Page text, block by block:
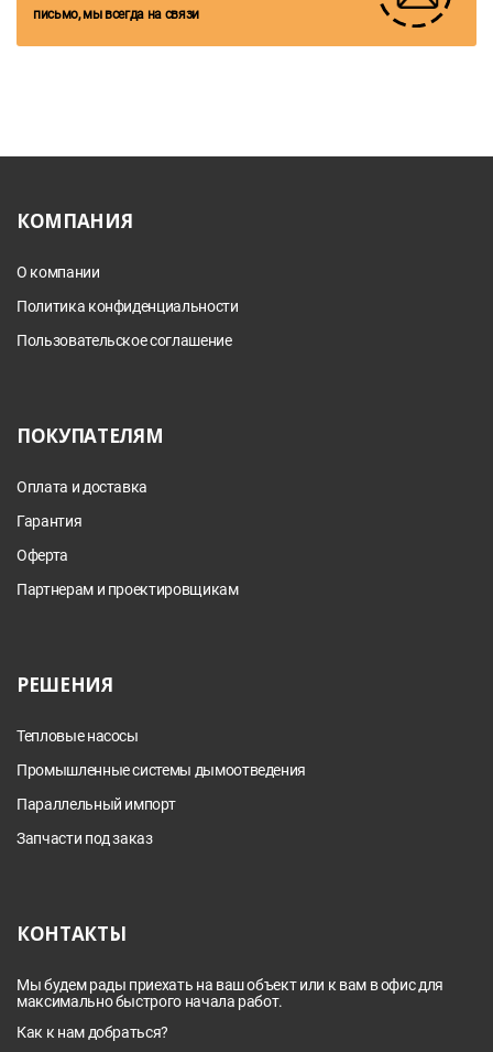
письмо, мы всегда на связи
КОМПАНИЯ
О компании
Политика конфиденциальности
Пользовательское соглашение
ПОКУПАТЕЛЯМ
Оплата и доставка
Гарантия
Оферта
Партнерам и проектировщикам
РЕШЕНИЯ
Тепловые насосы
Промышленные системы дымоотведения
Параллельный импорт
Запчасти под заказ
КОНТАКТЫ
Мы будем рады приехать на ваш объект или к вам в офис для
максимально быстрого начала работ.
Как к нам добраться?